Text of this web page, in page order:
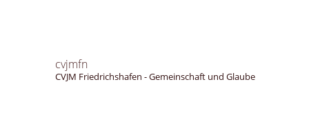
cvjmfn
CVJM Friedrichshafen - Gemeinschaft und Glaube